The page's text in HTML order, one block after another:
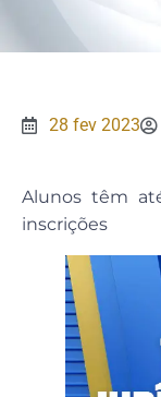
28 fev 2023
Alunos têm
inscrições